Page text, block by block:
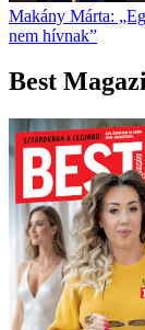
Makány Márta:
nem hívnak”
Best